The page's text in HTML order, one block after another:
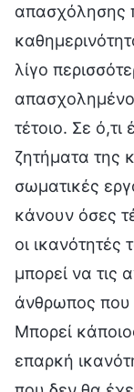
απασχόλησης
λίγο
τέτοιο. Σε
ζητήματα της
σωματικές
κάνουν όσες
οι
μπορεί να τις
άνθρωπος που
Μπορεί
επαρκή